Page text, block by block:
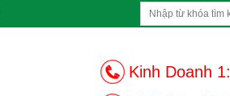
Kinh Doanh 1: